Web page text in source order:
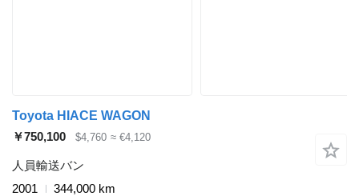
Toyota HIACE WAGON
￥750,100
$4,760 ≈ €4,120
人員輸送バン
2001
344,000 km